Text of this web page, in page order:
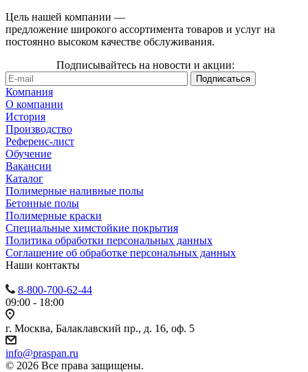
Цель нашей компании —
предложение широкого ассортимента товаров и услуг на
постоянно высоком качестве обслуживания.
Подписывайтесь на новости и акции:
Компания
О компании
История
Производство
Референс-лист
Обучение
Вакансии
Каталог
Полимерные наливные полы
Бетонные полы
Полимерные краски
Специальные химстойкие покрытия
Политика обработки персональных данных
Cоглашение об обработке персональных данных
Наши контакты
8-800-700-62-44
09:00 - 18:00
г. Москва, Балаклавский пр., д. 16, оф. 5
info@praspan.ru
© 2026 Все права защищены.